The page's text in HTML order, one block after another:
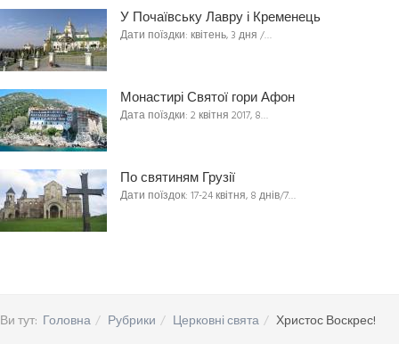
У Почаївську Лавру і Кременець
Дати поїздки: квітень, 3 дня /…
Монастирі Святої гори Афон
Дата поїздки: 2 квітня 2017, 8…
По святиням Грузії
Дати поїздок: 17-24 квітня, 8 днів/7…
Ви тут: Головна Рубрики Церковні свята Христос Воскрес!